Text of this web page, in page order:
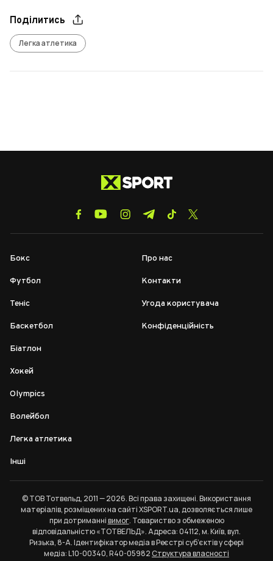
Поділитись
Легка атлетика
Бокс
Футбол
Теніс
Баскетбол
Біатлон
Хокей
Olympics
Волейбол
Легка атлетика
Інші
Про нас
Контакти
Угода користувача
Конфіденційність
© ТОВ Тотвельд, 2011 — 2026. Всі права захищені. Використання
матеріалів, розміщених на сайті XSPORT.ua, дозволяється лише
при дотриманнівимог. Товариство з обмеженою
відповідальністю «ТОТВЕЛЬД». Адреса: 04112, м. Київ, вул.
Ризька, 8-А. Ідентифікатор медіа в Реєстрі суб’єктів у сфері
медіа: L10-00340, R40-05982Структура власності